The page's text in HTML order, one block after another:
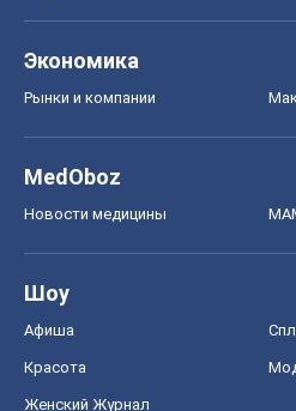
Экономика
Рынки и компании
MedOboz
Новости медицины
Шоу
Афиша
Красота
Женский Журнал